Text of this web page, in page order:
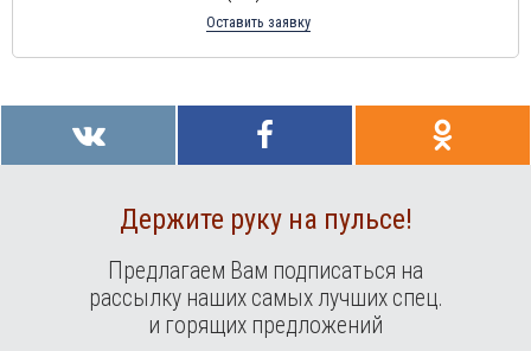
Оставить заявку
Держите руку на пульсе!
Предлагаем Вам подписаться на
рассылку наших самых лучших спец.
и горящих предложений